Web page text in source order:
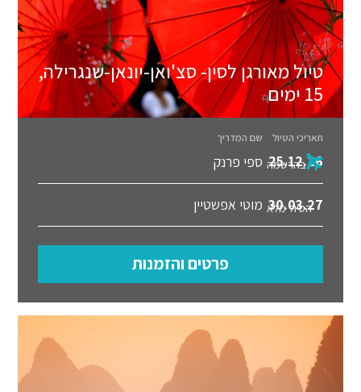
טיול מאורגן לסין- סצ'ואן-יונאן-שנגרילה,
15 ימים
תאריכי הטיול שם המדריך
25.12.26 ספי פרנק בהרשמה
30.03.27 מוטי אפשטיין הטיול מלא
פרטים והזמנות